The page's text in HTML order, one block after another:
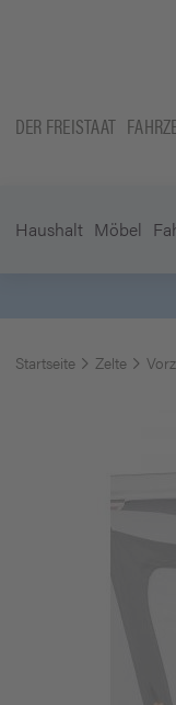
DER FREISTAAT
Haushalt Möbel
Startseite Zelte